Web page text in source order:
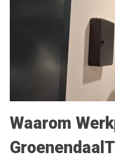
Waarom